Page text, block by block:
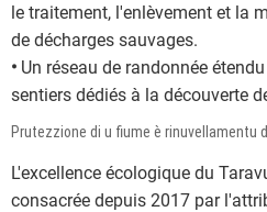
le traitement, l'enlèvement et la
de décharges sauvages.
• Un réseau de randonnée
sentiers dédiés à la découverte
Prutezzione di u fiume è rinuvellamentu
L'excellence écologique du
consacrée depuis 2017 par